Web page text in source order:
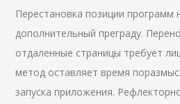
Перестановка позиции программ
дополнительный преграду.
отдаленные страницы требует
метод оставляет время
запуска приложения.